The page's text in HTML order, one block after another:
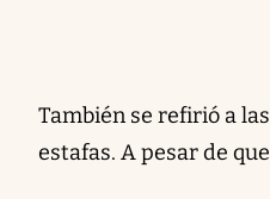
También se refirió a
estafas. A pesar de